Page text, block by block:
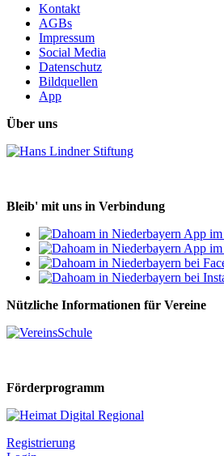
Kontakt
AGBs
Impressum
Social Media
Datenschutz
Bildquellen
App
Über uns
Bleib' mit uns in Verbindung
Nützliche Informationen für Vereine
Förderprogramm
Registrierung